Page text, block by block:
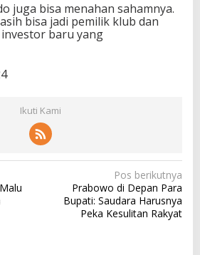
juga bisa menahan sahamnya.
bisa jadi pemilik klub dan
baru yang
Ikuti Kami
Pos berikutnya
Prabowo di Depan Para
Bupati: Saudara Harusnya
Peka Kesulitan Rakyat